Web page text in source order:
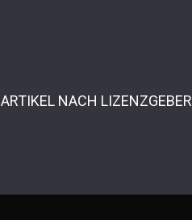
ARTIKEL NACH LIZENZGEBER